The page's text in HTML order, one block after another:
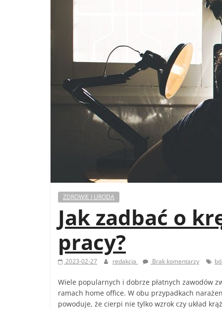
ZDROWIE I URODA
Jak zadbać o
pracy?
2023-02-27 redakcja Brak komentarzy
Wiele popularnych i dobrze płatnych zawodów
ramach home office. W obu przypadkach
powoduje, że cierpi nie tylko wzrok czy układ